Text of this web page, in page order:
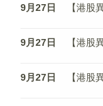
9月27日 【港股
9月27日 【港股
9月27日 【港股